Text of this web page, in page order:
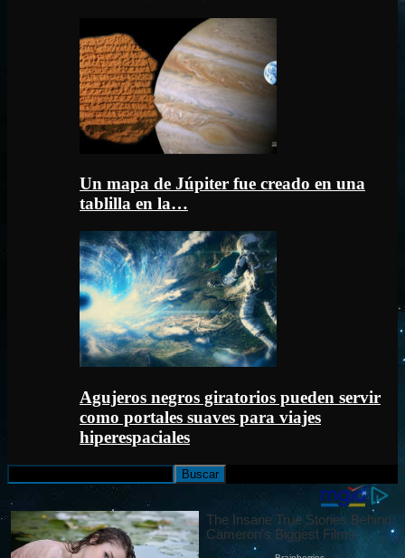
Un mapa de Júpiter fue creado en una
tablilla en la…
Agujeros negros giratorios pueden servir
como portales suaves para viajes
hiperespaciales